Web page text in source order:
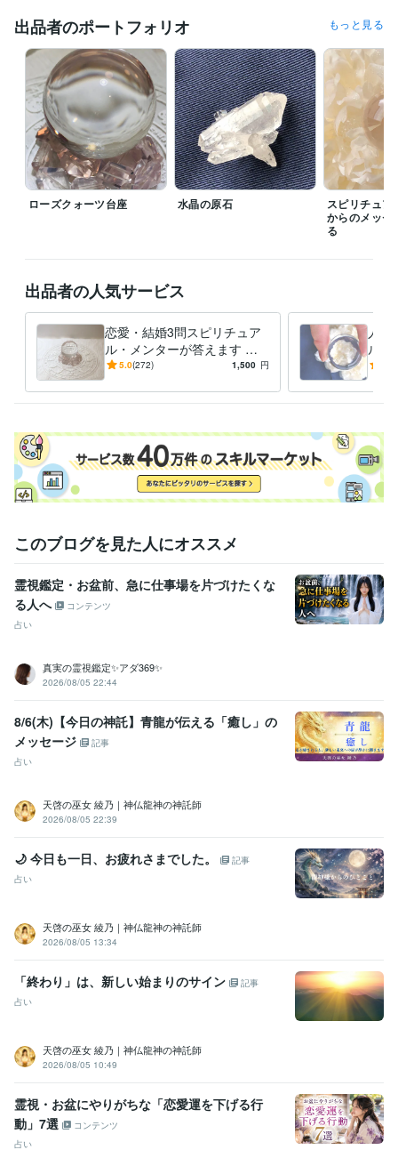
鑑定結果の送付をもって納品とさせて頂きます。
経験職種
コンサルタント / 経営コンサルタント 経験年数 : 11年
管理 / 財務 経験年数 : 11年
ライフスタイル・その他 / 占い師 経験年数 : 15年
得意分野
占い スピリチュアル・メンター タロット ダウジング
恋愛 仕事 人生
出品者のポートフォリオ もっと見る
ローズクォーツ台座 水晶の原石
スピリチュア
からのメッセ
る
出品者の人気サービス
恋愛・結婚3問スピリチュア
ル・メンターが答えます 恋
愛/結婚/婚活/復活愛/複雑愛/
5.0(272) 1,500 円
人生
ル・
練の
定
このブログを見た人にオススメ
霊視鑑定・お盆前、急に仕事場を片づけたくな
る人へ
コンテンツ
占い
真実の霊視鑑定✨アダ369✨
2026/08/05 22:44
8/6(木)【今日の神託】青龍が伝える「癒し」の
メッセージ
記事
占い
天啓の巫女 綾乃｜神仏龍神の神託師
2026/08/05 22:39
🌙 今日も一日、お疲れさまでした。
記事
占い
天啓の巫女 綾乃｜神仏龍神の神託師
2026/08/05 13:34
「終わり」は、新しい始まりのサイン
記事
占い
天啓の巫女 綾乃｜神仏龍神の神託師
2026/08/05 10:49
霊視・お盆にやりがちな「恋愛運を下げる行
動」7選
コンテンツ
占い